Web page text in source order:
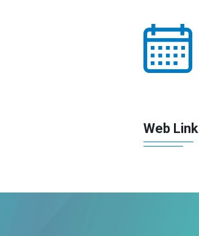
Web Link